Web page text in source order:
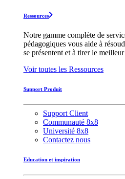
Ressources
Notre gamme complète de
pédagogiques vous aide à
se présentent et à tirer le
Voir toutes les Ressources
Support Produit
Support Client
Communauté 8x8
Université 8x8
Contactez nous
Education et inspiration